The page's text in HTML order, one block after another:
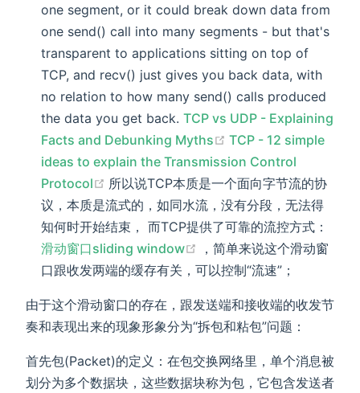
one segment, or it could break down data from
one send() call into many segments - but that's
transparent to applications sitting on top of
TCP, and recv() just gives you back data, with
no relation to how many send() calls produced
the data you get back.TCP vs UDP - Explaining
Facts and Debunking Myths
(opens new window)
TCP - 12 simple
ideas to explain the Transmission Control
Protocol
(opens new window)
所以说TCP本质是一个面向字节流的协
议，本质是流式的，如同水流，没有分段，无法得
知何时开始结束， 而TCP提供了可靠的流控方式：
滑动窗口sliding window
(opens new window)
，简单来说这个滑动窗
口跟收发两端的缓存有关，可以控制“流速”；
由于这个滑动窗口的存在，跟发送端和接收端的收发节
奏和表现出来的现象形象分为“拆包和粘包”问题：
首先包(Packet)的定义：在包交换网络里，单个消息被
划分为多个数据块，这些数据块称为包，它包含发送者